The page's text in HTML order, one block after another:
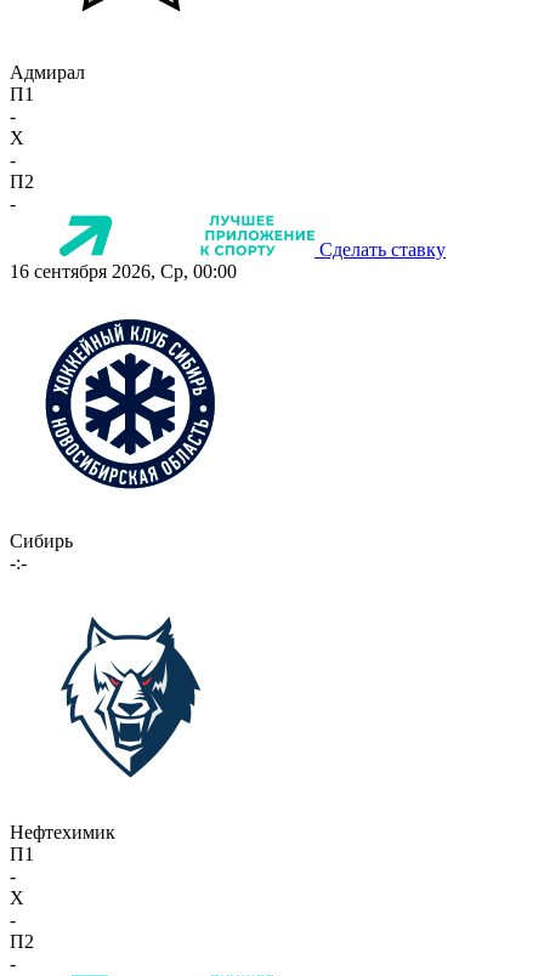
Адмирал
П1
-
X
-
П2
-
Сделать ставку
16 сентября 2026, Ср, 00:00
Сибирь
-:-
Нефтехимик
П1
-
X
-
П2
-